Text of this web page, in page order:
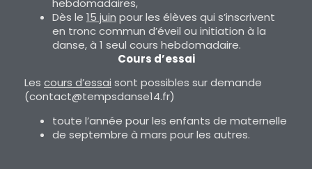
hebdomadaires,
Dès le 15 juin pour les élèves qui s’inscrivent
en tronc commun d’éveil ou initiation à la
danse, à 1 seul cours hebdomadaire.
Cours d’essai
Les cours d’essai sont possibles sur demande
(contact@tempsdanse14.fr)
toute l’année pour les enfants de maternelle
de septembre à mars pour les autres.